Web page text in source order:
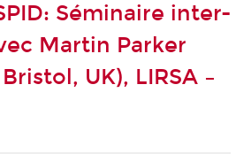
Séminaire inter-
Martin Parker
UK), LIRSA –